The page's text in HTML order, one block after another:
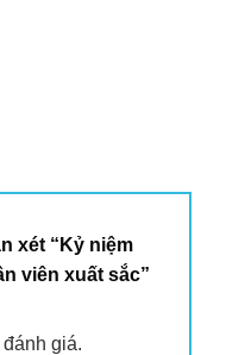
xét “Kỷ niệm
viên xuất sắc”
giá.